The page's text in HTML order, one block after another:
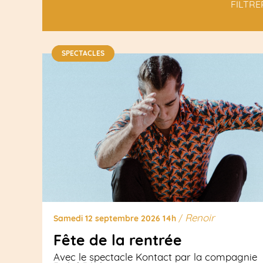
Samedi 12 septembre 2026 14h/ Renoir
Fête de la rentrée
Avec le spectacle Kontact par la compagnie
SPECTACLES